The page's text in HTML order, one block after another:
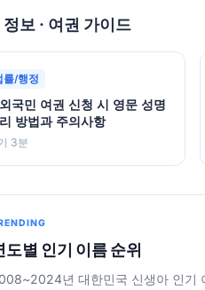
보 · 여권 가이드
률/행정
국민 여권 신청 시 영문 성명
방법과 주의사항
3분
도별 인기 이름 순위
년 대한민국 신생아 인기